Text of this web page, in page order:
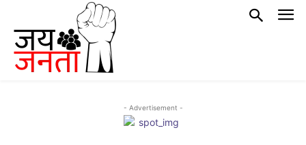
- Advertisement -